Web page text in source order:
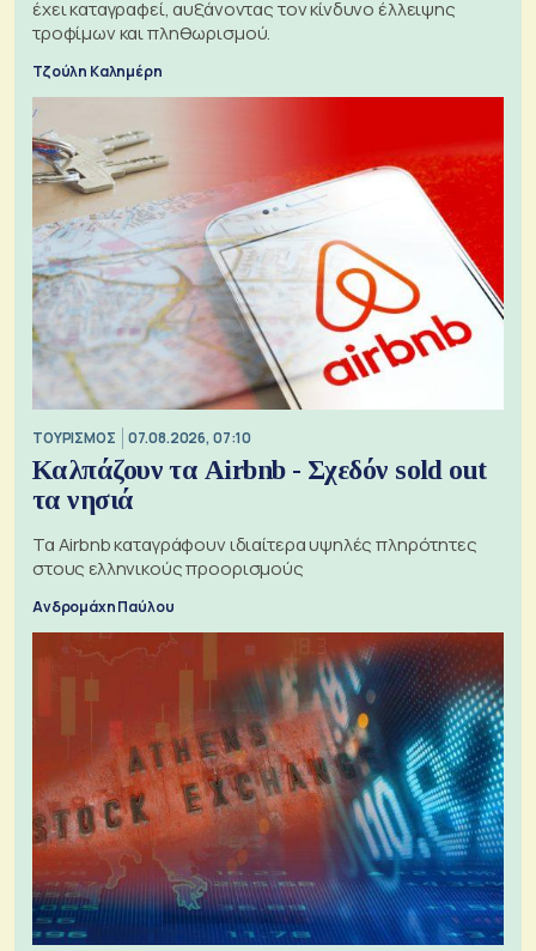
έχει καταγραφεί, αυξάνοντας τον κίνδυνο έλλειψης
τροφίμων και πληθωρισμού.
Τζούλη Καλημέρη
ΤΟΥΡΙΣΜΟΣ 07.08.2026, 07:10
Καλπάζουν τα Airbnb - Σχεδόν sold out
τα νησιά
Τα Airbnb καταγράφουν ιδιαίτερα υψηλές πληρότητες
στους ελληνικούς προορισμούς
Ανδρομάχη Παύλου